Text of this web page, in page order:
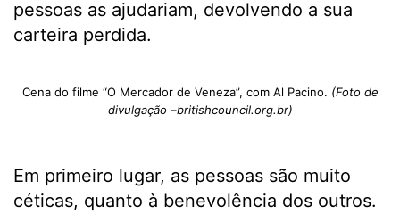
pessoas as ajudariam, devolvendo a sua
carteira perdida.
Cena do filme “O Mercador de Veneza”, com Al Pacino. (Foto de
divulgação –britishcouncil.org.br)
Em primeiro lugar, as pessoas são muito
céticas, quanto à benevolência dos outros.